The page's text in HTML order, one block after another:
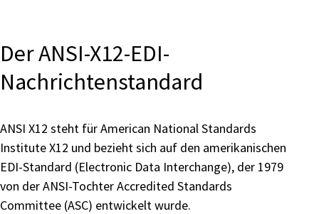
Der ANSI-X12-EDI-
Nachrichtenstandard
ANSI X12 steht für American National Standards
Institute X12 und bezieht sich auf den amerikanischen
EDI-Standard (Electronic Data Interchange), der 1979
von der ANSI-Tochter Accredited Standards
Committee (ASC) entwickelt wurde.